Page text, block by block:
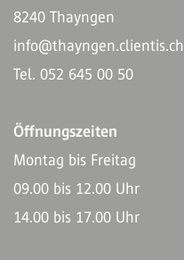
8240 Thayngen
info@thayngen.clientis.ch
Tel. 052 645 00 50
Öffnungszeiten
Montag bis Freitag
09.00 bis 12.00 Uhr
14.00 bis 17.00 Uhr